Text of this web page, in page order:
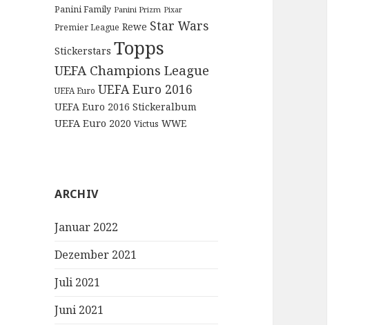
Panini Family Panini Prizm Pixar
Premier League Rewe Star Wars
Stickerstars Topps
UEFA Champions League
UEFA Euro UEFA Euro 2016
UEFA Euro 2016 Stickeralbum
UEFA Euro 2020 Victus WWE
ARCHIV
Januar 2022
Dezember 2021
Juli 2021
Juni 2021